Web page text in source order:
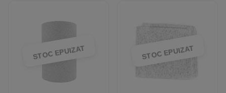
STOC EPUIZAT STOC EPUIZAT